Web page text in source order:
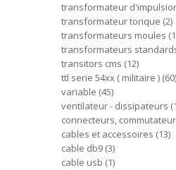
transformateur
transformateur torique 2
transformateurs moules
transformateurs
transitors cms 12
ttl serie 54xx ( militaire ) 60
variable 45
ventilateur - dissipateurs 1
connecteurs,
cables et accessoires 13
cable db9 3
cable usb 1